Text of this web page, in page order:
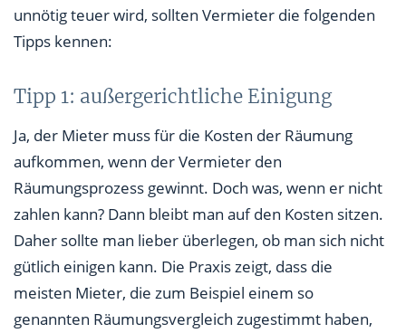
unnötig teuer wird, sollten Vermieter die folgenden
Tipps kennen:
Tipp 1: außergerichtliche Einigung
Ja, der Mieter muss für die Kosten der Räumung
aufkommen, wenn der Vermieter den
Räumungsprozess gewinnt. Doch was, wenn er nicht
zahlen kann? Dann bleibt man auf den Kosten sitzen.
Daher sollte man lieber überlegen, ob man sich nicht
gütlich einigen kann. Die Praxis zeigt, dass die
meisten Mieter, die zum Beispiel einem so
genannten Räumungsvergleich zugestimmt haben,